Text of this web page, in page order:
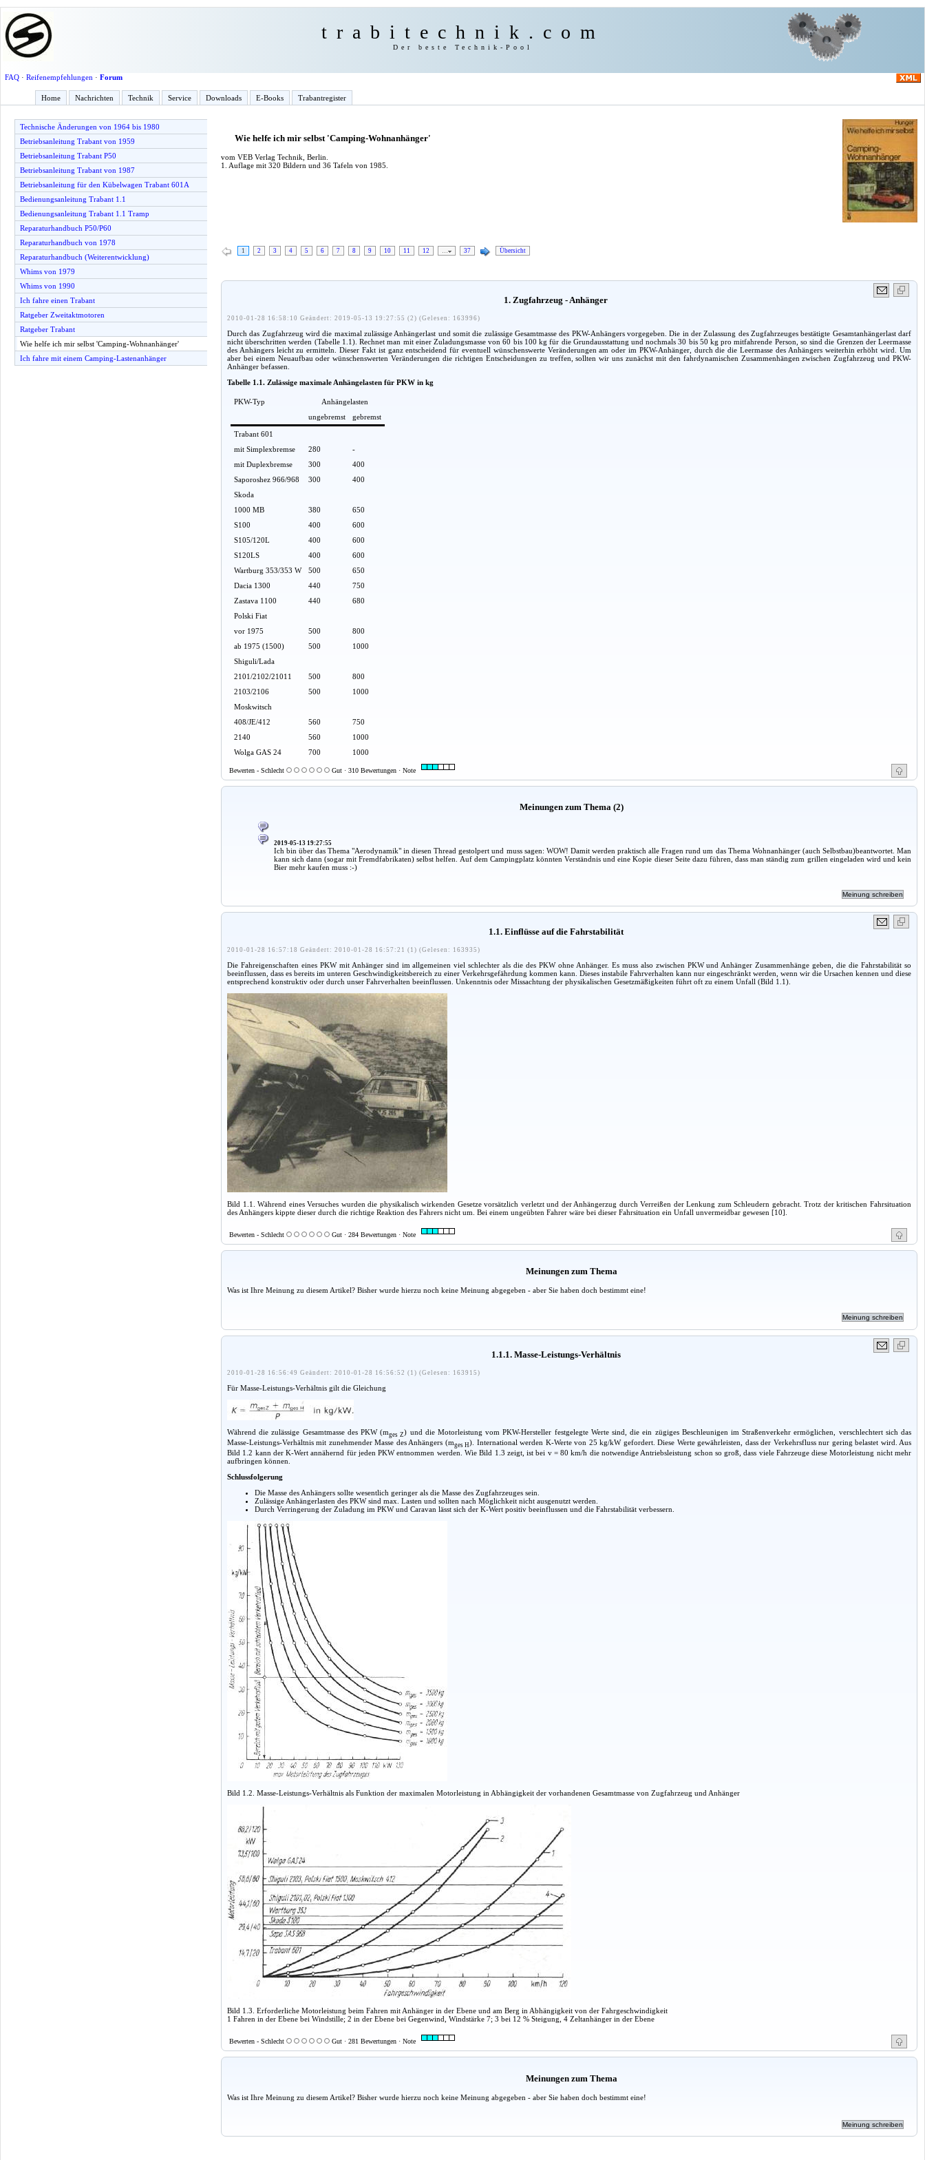
trabitechnik.com
Der beste Technik-Pool
FAQ· Reifenempfehlungen · Forum
Home Nachrichten Technik Service Downloads E-Books Trabantregister
Technische Änderungen von 1964 bis 1980
Betriebsanleitung Trabant von 1959
Betriebsanleitung Trabant P50
Betriebsanleitung Trabant von 1987
Betriebsanleitung für den Kübelwagen Trabant 601A
Bedienungsanleitung Trabant 1.1
Bedienungsanleitung Trabant 1.1 Tramp
Reparaturhandbuch P50/P60
Reparaturhandbuch von 1978
Reparaturhandbuch (Weiterentwicklung)
Whims von 1979
Whims von 1990
Ich fahre einen Trabant
Ratgeber Zweitaktmotoren
Ratgeber Trabant
Wie helfe ich mir selbst 'Camping-Wohnanhänger'
Ich fahre mit einem Camping-Lastenanhänger
Wie helfe ich mir selbst 'Camping-Wohnanhänger'
vom VEB Verlag Technik, Berlin.
1. Auflage mit 320 Bildern und 36 Tafeln von 1985.
1 2 3 4 5 6 7 8 9 10 11 12 … 37 Übersicht
1. Zugfahrzeug - Anhänger
2010-01-28 16:58:10 Geändert: 2019-05-13 19:27:55 (2) (Gelesen: 163996)
Durch das Zugfahrzeug wird die maximal zulässige Anhängerlast und somit die zulässige Gesamtmasse des PKW-Anhängers vorgegeben. Die in der Zulassung des Zugfahrzeuges bestätigte Gesamtanhängerlast darf
nicht überschritten werden (Tabelle 1.1). Rechnet man mit einer Zuladungsmasse von 60 bis 100 kg für die Grundausstattung und nochmals 30 bis 50 kg pro mitfahrende Person, so sind die Grenzen der Leermasse
des Anhängers leicht zu ermitteln. Dieser Fakt ist ganz entscheidend für eventuell wünschenswerte Veränderungen am oder im PKW-Anhänger, durch die die Leermasse des Anhängers weiterhin erhöht wird. Um
aber bei einem Neuaufbau oder wünschenswerten Veränderungen die richtigen Entscheidungen zu treffen, sollten wir uns zunächst mit den fahrdynamischen Zusammenhängen zwischen Zugfahrzeug und PKW-
Anhänger befassen.
Tabelle 1.1. Zulässige maximale Anhängelasten für PKW in kg
PKW-Typ
Anhängelasten
ungebremst
gebremst
Trabant 601
mit Simplexbremse
280
-
mit Duplexbremse
300
400
Saporoshez 966/968
300
400
Skoda
1000 MB
380
650
S100
400
600
S105/120L
400
600
S120LS
400
600
Wartburg 353/353 W
500
650
Dacia 1300
440
750
Zastava 1100
440
680
Polski Fiat
vor 1975
500
800
ab 1975 (1500)
500
1000
Shiguli/Lada
2101/2102/21011
500
800
2103/2106
500
1000
Moskwitsch
408/JE/412
560
750
2140
560
1000
Wolga GAS 24
700 1000
Bewerten - Schlecht Gut · 310 Bewertungen · Note
Meinungen zum Thema (2)
2019-05-13 19:27:55
Ich bin über das Thema "Aerodynamik" in diesen Thread gestolpert und muss sagen: WOW! Damit werden praktisch alle Fragen rund um das Thema Wohnanhänger (auch Selbstbau)beantwortet. Man
kann sich dann (sogar mit Fremdfabrikaten) selbst helfen. Auf dem Campingplatz könnten Verständnis und eine Kopie dieser Seite dazu führen, dass man ständig zum grillen eingeladen wird und kein
Bier mehr kaufen muss :-)
1.1. Einflüsse auf die Fahrstabilität
2010-01-28 16:57:18 Geändert: 2010-01-28 16:57:21 (1) (Gelesen: 163935)
Die Fahreigenschaften eines PKW mit Anhänger sind im allgemeinen viel schlechter als die des PKW ohne Anhänger. Es muss also zwischen PKW und Anhänger Zusammenhänge geben, die die Fahrstabilität so
beeinflussen, dass es bereits im unteren Geschwindigkeitsbereich zu einer Verkehrsgefährdung kommen kann. Dieses instabile Fahrverhalten kann nur eingeschränkt werden, wenn wir die Ursachen kennen und diese
entsprechend konstruktiv oder durch unser Fahrverhalten beeinflussen. Unkenntnis oder Missachtung der physikalischen Gesetzmäßigkeiten führt oft zu einem Unfall (Bild 1.1).
Bild 1.1. Während eines Versuches wurden die physikalisch wirkenden Gesetze vorsätzlich verletzt und der Anhängerzug durch Verreißen der Lenkung zum Schleudern gebracht. Trotz der kritischen Fahrsituation
des Anhängers kippte dieser durch die richtige Reaktion des Fahrers nicht um. Bei einem ungeübten Fahrer wäre bei dieser Fahrsituation ein Unfall unvermeidbar gewesen [10].
Bewerten - Schlecht Gut · 284 Bewertungen · Note
Meinungen zum Thema
Was ist Ihre Meinung zu diesem Artikel? Bisher wurde hierzu noch keine Meinung abgegeben - aber Sie haben doch bestimmt eine!
1.1.1. Masse-Leistungs-Verhältnis
2010-01-28 16:56:49 Geändert: 2010-01-28 16:56:52 (1) (Gelesen: 163915)
Für Masse-Leistungs-Verhältnis gilt die Gleichung
Während die zulässige Gesamtmasse des PKW (mges Z) und die Motorleistung vom PKW-Hersteller festgelegte Werte sind, die ein zügiges Beschleunigen im Straßenverkehr ermöglichen, verschlechtert sich das
Masse-Leistungs-Verhältnis mit zunehmender Masse des Anhängers (mges H). International werden K-Werte von 25 kg/kW gefordert. Diese Werte gewährleisten, dass der Verkehrsfluss nur gering belastet wird. Aus
Bild 1.2 kann der K-Wert annähernd für jeden PKW entnommen werden. Wie Bild 1.3 zeigt, ist bei v = 80 km/h die notwendige Antriebsleistung schon so groß, dass viele Fahrzeuge diese Motorleistung nicht mehr
aufbringen können.
Schlussfolgerung
Die Masse des Anhängers sollte wesentlich geringer als die Masse des Zugfahrzeuges sein.
Zulässige Anhängerlasten des PKW sind max. Lasten und sollten nach Möglichkeit nicht ausgenutzt werden.
Durch Verringerung der Zuladung im PKW und Caravan lässt sich der K-Wert positiv beeinflussen und die Fahrstabilität verbessern.
Bild 1.2. Masse-Leistungs-Verhältnis als Funktion der maximalen Motorleistung in Abhängigkeit der vorhandenen Gesamtmasse von Zugfahrzeug und Anhänger
Bild 1.3. Erforderliche Motorleistung beim Fahren mit Anhänger in der Ebene und am Berg in Abhängigkeit von der Fahrgeschwindigkeit
1 Fahren in der Ebene bei Windstille; 2 in der Ebene bei Gegenwind, Windstärke 7; 3 bei 12 % Steigung, 4 Zeltanhänger in der Ebene
Bewerten - Schlecht Gut · 281 Bewertungen · Note
Meinungen zum Thema
Was ist Ihre Meinung zu diesem Artikel? Bisher wurde hierzu noch keine Meinung abgegeben - aber Sie haben doch bestimmt eine!